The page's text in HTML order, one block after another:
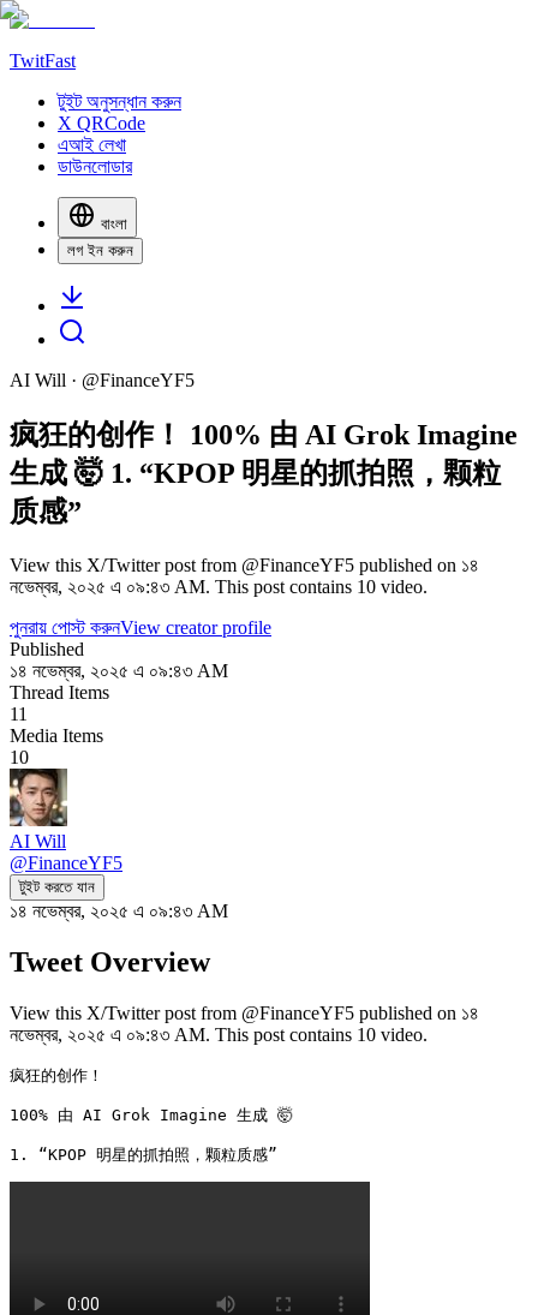
TwitFast
টুইট অনুসন্ধান করুন
X QRCode
এআই লেখা
ডাউনলোডার
বাংলা
লগ ইন করুন
AI Will · @FinanceYF5
疯狂的创作！ 100% 由 AI Grok Imagine
生成 🤯 1. “KPOP 明星的抓拍照，颗粒
质感”
View this X/Twitter post from @FinanceYF5 published on ১৪
নভেম্বর, ২০২৫ এ ০৯:৪৩ AM. This post contains 10 video.
পুনরায় পোস্ট করুনView creator profile
Published
১৪ নভেম্বর, ২০২৫ এ ০৯:৪৩ AM
Thread Items
11
Media Items
10
AI Will
@FinanceYF5
টুইট করতে যান
১৪ নভেম্বর, ২০২৫ এ ০৯:৪৩ AM
Tweet Overview
View this X/Twitter post from @FinanceYF5 published on ১৪
নভেম্বর, ২০২৫ এ ০৯:৪৩ AM. This post contains 10 video.
疯狂的创作！
100% 由 AI Grok Imagine 生成 🤯
1. “KPOP 明星的抓拍照，颗粒质感”